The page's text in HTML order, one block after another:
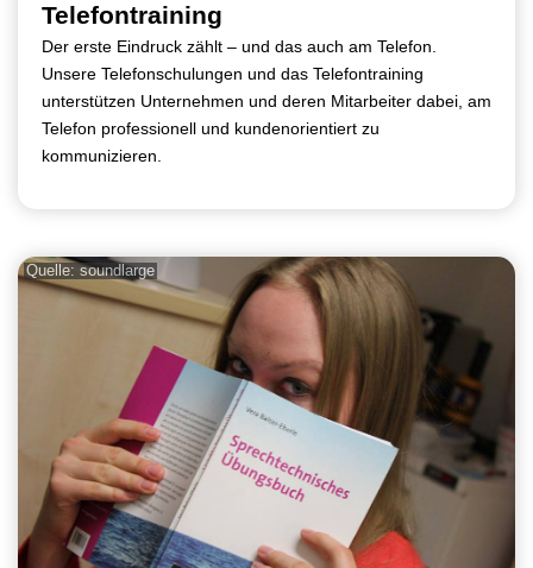
Telefontraining
Der erste Eindruck zählt – und das auch am Telefon.
Unsere Telefonschulungen und das Telefontraining
unterstützen Unternehmen und deren Mitarbeiter dabei, am
Telefon professionell und kundenorientiert zu
kommunizieren.
Quelle: soundlarge